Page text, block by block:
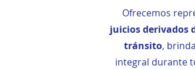
Ofrecemos
juicios derivados
tránsito,
integral durante